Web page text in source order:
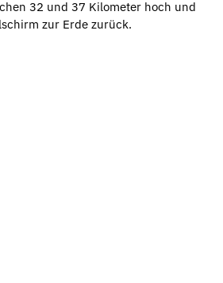
32 und 37 Kilometer hoch und
zur Erde zurück.